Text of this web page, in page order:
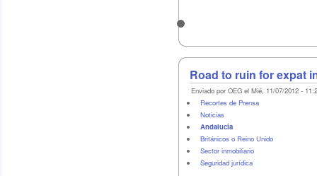
Road to ruin for expat
Enviado por OEG el Mié, 11/07/2012 -
Recortes de Prensa
Noticias
Andalucía
Británicos o Reino Unido
Sector inmobiliario
Seguridad jurídica